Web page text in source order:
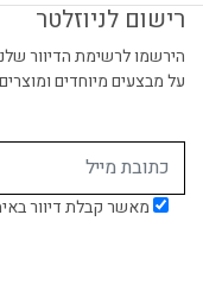
רישום לניוזלטר
הירשמו לרשימת הדיוור
על מבצעים מיוחדים
מאשר קבלת דיוור